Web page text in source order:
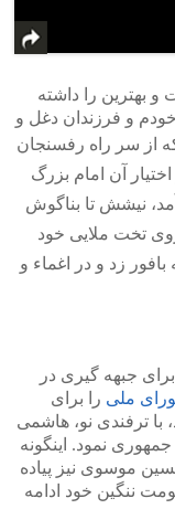
بهترین را داشته
و فرزندان دغل و
از سر راه رفسنجان
آن امام بزرگ
نیشش تا بناگوش
تخت ملایی خود
زد و در اغماء و
جبهه گیری در
ملی را برای
با ترفندی نو، هاشمی
نمود. اینگونه
موسوی نیز پیاده
ننگین خود ادامه